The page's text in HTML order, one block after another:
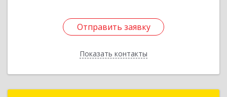
Отправить заявку
Показать контакты
Отправить заявку
Назад